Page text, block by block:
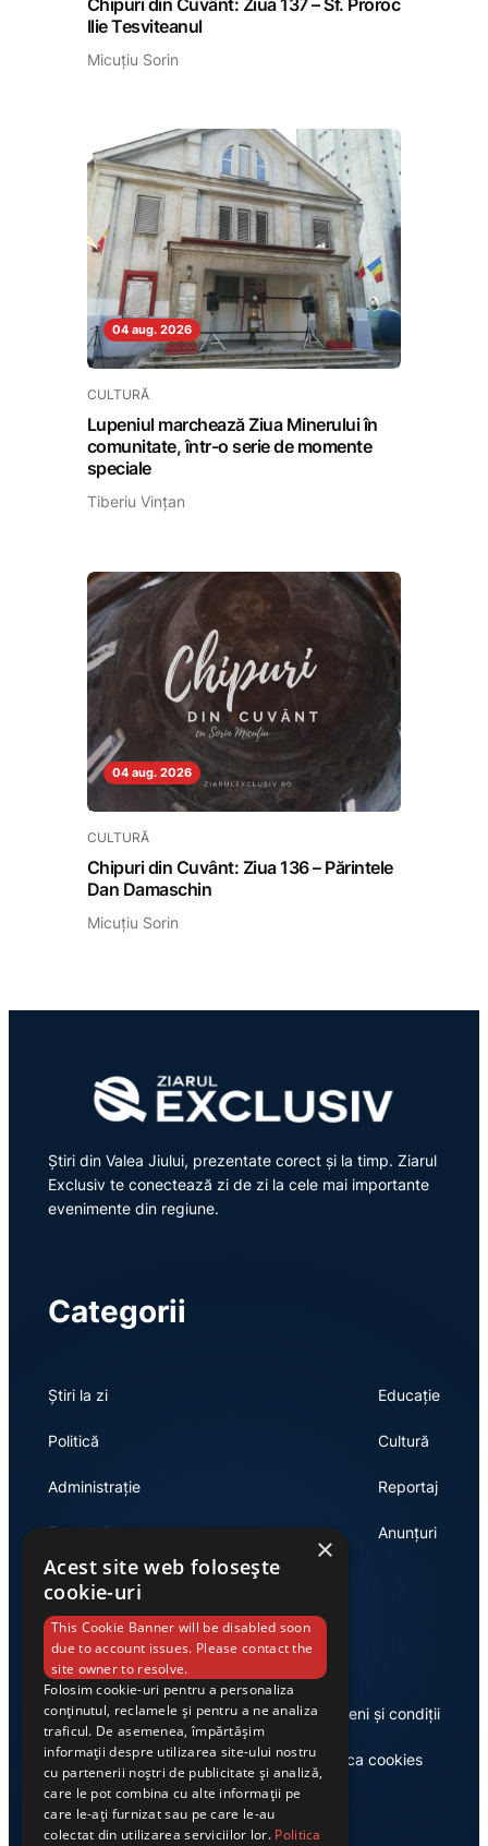
Ilie Tesviteanul
Micuțiu Sorin
04 aug. 2026
CULTURĂ
Lupeniul marchează Ziua Minerului în
comunitate, într-o serie de momente
speciale
Tiberiu Vințan
04 aug. 2026
CULTURĂ
Chipuri din Cuvânt: Ziua 136 – Părintele
Dan Damaschin
Micuțiu Sorin
Știri din Valea Jiului, prezentate corect și la timp. Ziarul
Exclusiv te conectează zi de zi la cele mai importante
evenimente din regiune.
Categorii
Știri la zi
Politică
Administrație
Economie
Educație
Cultură
Reportaj
Anunțuri
Link-uri utile
Despre noi
Casa de editură Exclusiv
Termeni și condiții
Politica cookies
×
Acest site web folosește
cookie-uri
This Cookie Banner will be disabled soon
due to account issues. Please contact the
site owner to resolve.
Folosim cookie-uri pentru a personaliza
conținutul, reclamele și pentru a ne analiza
traficul. De asemenea, împărtășim
informații despre utilizarea site-ului nostru
cu partenerii noștri de publicitate și analiză,
care le pot combina cu alte informații pe
care le-ați furnizat sau pe care le-au
colectat din utilizarea serviciilor lor. Politica